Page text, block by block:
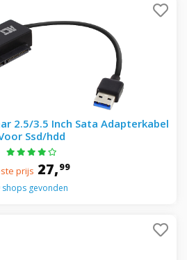
2.5/3.5 Inch Sata Adapterkabel
Ssd/hdd
prijs 27,99
shops gevonden